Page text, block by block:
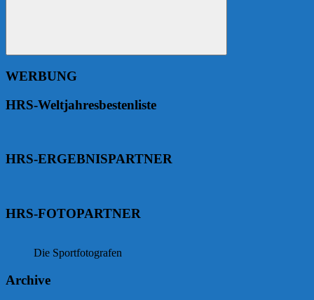
Suchen
WERBUNG
HRS-Weltjahresbestenliste
HRS-ERGEBNISPARTNER
HRS-FOTOPARTNER
Die Sportfotografen
Archive